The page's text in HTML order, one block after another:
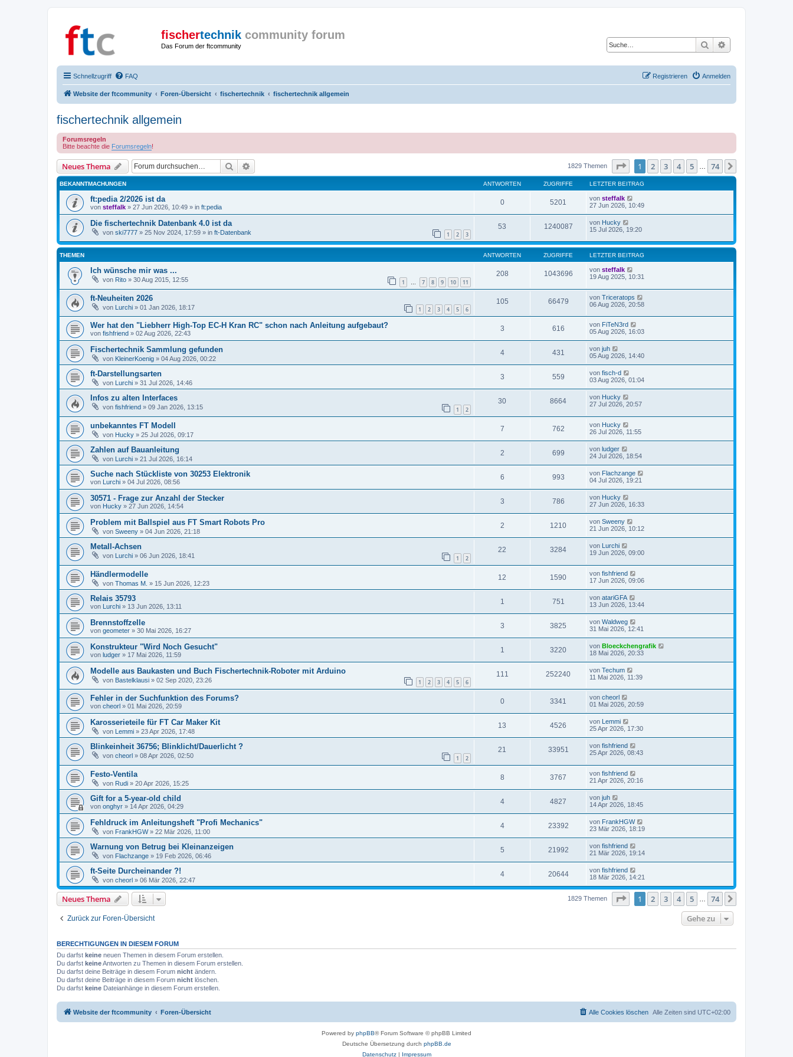
fischertechnik community forum
Das Forum der ftcommunity Suche
Schnellzugriff FAQ Anmelden
Registrieren
Website der ftcommunity Foren-Übersicht fischertechnik fischertechnik allgemein
fischertechnik allgemein
Forumsregeln
Bitte beachte die Forumsregeln!
Neues Thema Suche 1829 Themen Seite von74
1 2 3 4 5 74
BEKANNTMACHUNGEN ANTWORTEN ZUGRIFFE LETZTER BEITRAG
ft:pedia 2/2026 ist da
von steffalk » 27 Jun 2026, 10:49 » in ft:pedia
0 5201 von steffalk
27 Jun 2026, 10:49
Die fischertechnik Datenbank 4.0 ist da
von ski7777 » 25 Nov 2024, 17:59 » in ft-Datenbank 1 2 3
53 1240087 von Hucky
15 Jul 2026, 19:20
THEMEN ANTWORTEN ZUGRIFFE LETZTER BEITRAG
Ich wünsche mir was ...
von Rito » 30 Aug 2015, 12:55 1 … 7 8 9 10 11
208 1043696 von steffalk
19 Aug 2025, 10:31
ft-Neuheiten 2026
von Lurchi » 01 Jan 2026, 18:17 1 2 3 4 5 6
105 66479 von Triceratops
06 Aug 2026, 20:58
Wer hat den "Liebherr High-Top EC-H Kran RC" schon nach Anleitung aufgebaut?
von fishfriend » 02 Aug 2026, 22:43
3 616 von FiTeN3rd
05 Aug 2026, 16:03
Fischertechnik Sammlung gefunden
von KleinerKoenig » 04 Aug 2026, 00:22
4 431 von juh
05 Aug 2026, 14:40
ft-Darstellungsarten
von Lurchi » 31 Jul 2026, 14:46
3 559 von fisch-d
03 Aug 2026, 01:04
Infos zu alten Interfaces
von fishfriend » 09 Jan 2026, 13:15 1 2
30 8664 von Hucky
27 Jul 2026, 20:57
unbekanntes FT Modell
von Hucky » 25 Jul 2026, 09:17
7 762 von Hucky
26 Jul 2026, 11:55
Zahlen auf Bauanleitung
von Lurchi » 21 Jul 2026, 16:14
2 699 von ludger
24 Jul 2026, 18:54
Suche nach Stückliste von 30253 Elektronik
von Lurchi » 04 Jul 2026, 08:56
6 993 von Flachzange
04 Jul 2026, 19:21
30571 - Frage zur Anzahl der Stecker
von Hucky » 27 Jun 2026, 14:54
3 786 von Hucky
27 Jun 2026, 16:33
Problem mit Ballspiel aus FT Smart Robots Pro
von Sweeny » 04 Jun 2026, 21:18
2 1210 von Sweeny
21 Jun 2026, 10:12
Metall-Achsen
von Lurchi » 06 Jun 2026, 18:41 1 2
22 3284 von Lurchi
19 Jun 2026, 09:00
Händlermodelle
von Thomas M. » 15 Jun 2026, 12:23
12 1590 von fishfriend
17 Jun 2026, 09:06
Relais 35793
von Lurchi » 13 Jun 2026, 13:11
1 751 von atariGFA
13 Jun 2026, 13:44
Brennstoffzelle
von geometer » 30 Mai 2026, 16:27
3 3825 von Waldweg
31 Mai 2026, 12:41
Konstrukteur "Wird Noch Gesucht"
von ludger » 17 Mai 2026, 11:59
1 3220 von Bloeckchengrafik
18 Mai 2026, 20:33
Modelle aus Baukasten und Buch Fischertechnik-Roboter mit Arduino
von Bastelklausi » 02 Sep 2020, 23:26 1 2 3 4 5 6
111 252240 von Techum
11 Mai 2026, 11:39
Fehler in der Suchfunktion des Forums?
von cheorl » 01 Mai 2026, 20:59
0 3341 von cheorl
01 Mai 2026, 20:59
Karosserieteile für FT Car Maker Kit
von Lemmi » 23 Apr 2026, 17:48
13 4526 von
Lemmi
25 Apr 2026, 17:30
Blinkeinheit 36756; Blinklicht/Dauerlicht ?
von cheorl » 08 Apr 2026, 02:50 1 2
21 33951 von fishfriend
25 Apr 2026, 08:43
Festo-Ventila
von Rudi » 20 Apr 2026, 15:25
8 3767 von fishfriend
21 Apr 2026, 20:16
Gift for a 5-year-old child
von onghyr » 14 Apr 2026, 04:29
4 4827 von juh
14 Apr 2026, 18:45
Fehldruck im Anleitungsheft "Profi Mechanics"
von FrankHGW» 22 Mär 2026, 11:00
4 23392 von FrankHGW
23 Mär 2026, 18:19
Warnung von Betrug bei Kleinanzeigen
von Flachzange » 19 Feb 2026, 06:46
5 21992 von fishfriend
21 Mär 2026, 19:14
ft-Seite Durcheinander ?!
von cheorl » 06 Mär 2026, 22:47
4 20644 von fishfriend
18 Mär 2026, 14:21
Neues Thema 1829 Themen Seite von74
1 2 3 4 5 74
Zurück zur Foren-Übersicht Gehe zu
BERECHTIGUNGEN IN DIESEM FORUM
Du darfst keine neuen Themen in diesem Forum erstellen.
Du darfst keineAntworten zu Themen in diesem Forum erstellen.
Du darfst deine Beiträge in diesem Forum nicht ändern.
Du darfst deine Beiträge in diesem Forum nicht löschen.
Du darfst keine Dateianhänge in diesem Forum erstellen.
Website der ftcommunity Foren-Übersicht Alle Zeiten sind UTC+02:00
Alle Cookies löschen
Powered by phpBB® Forum Software © phpBB Limited
Deutsche Übersetzung durch phpBB.de
Datenschutz| Impressum